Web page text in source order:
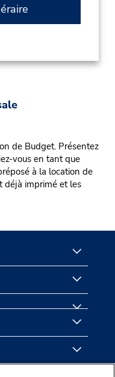
de Budget. Présentez
vous en tant que
à la location de
déjà imprimé et les